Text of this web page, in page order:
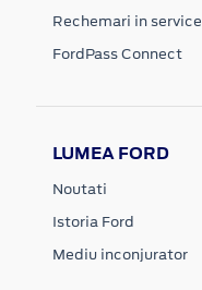
Rechemari in service
FordPass Connect
LUMEA FORD
Noutati
Istoria Ford
Mediu inconjurator